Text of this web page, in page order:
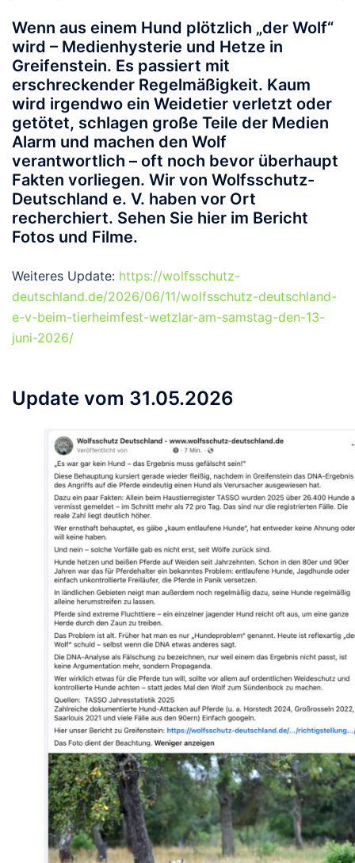
Wenn aus einem Hund plötzlich „der Wolf“
wird – Medienhysterie und Hetze in
Greifenstein. Es passiert mit
erschreckender Regelmäßigkeit. Kaum
wird irgendwo ein Weidetier verletzt oder
getötet, schlagen große Teile der Medien
Alarm und machen den Wolf
verantwortlich – oft noch bevor überhaupt
Fakten vorliegen. Wir von Wolfsschutz-
Deutschland e. V. haben vor Ort
recherchiert. Sehen Sie hier im Bericht
Fotos und Filme.
Weiteres Update: https://wolfsschutz-
deutschland.de/2026/06/11/wolfsschutz-deutschland-
e-v-beim-tierheimfest-wetzlar-am-samstag-den-13-
juni-2026/
Update vom 31.05.2026